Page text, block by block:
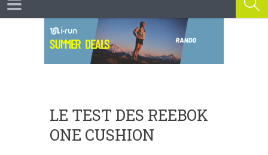
LE TEST DES REEBOK
ONE CUSHION